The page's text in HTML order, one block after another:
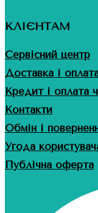
КЛІЄНТАМ
Сервісний центр
Доставка і
Кредит і оплата
Контакти
Обмін і
Угода
Публічна оферта